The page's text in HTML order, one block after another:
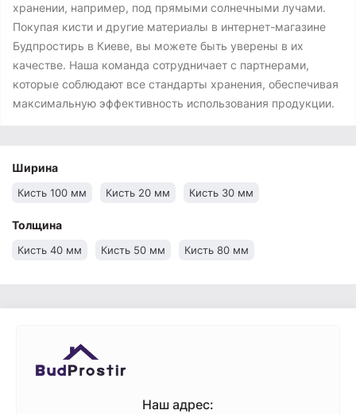
хранении, например, под прямыми солнечными лучами.
Покупая кисти и другие материалы в интернет-магазине
Будпростирь в Киеве, вы можете быть уверены в их
качестве. Наша команда сотрудничает с партнерами,
которые соблюдают все стандарты хранения, обеспечивая
максимальную эффективность использования продукции.
Ширина
Кисть 100 мм Кисть 20 мм Кисть 30 мм
Толщина
Кисть 40 мм Кисть 50 мм Кисть 80 мм
Наш адрес: